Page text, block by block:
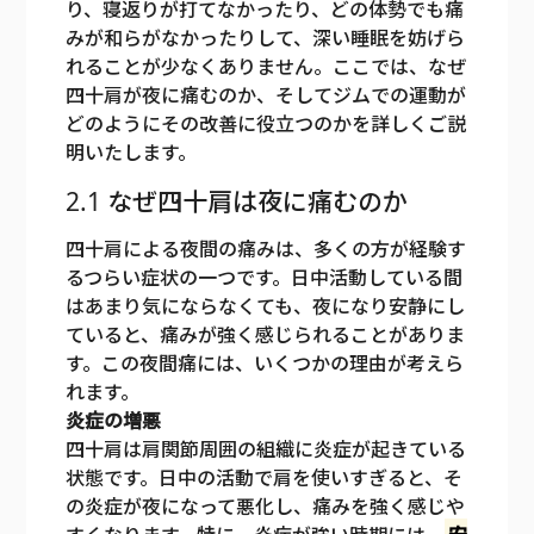
り、寝返りが打てなかったり、どの体勢でも痛
みが和らがなかったりして、深い睡眠を妨げら
れることが少なくありません。ここでは、なぜ
四十肩が夜に痛むのか、そしてジムでの運動が
どのようにその改善に役立つのかを詳しくご説
明いたします。
2.1 なぜ四十肩は夜に痛むのか
四十肩による夜間の痛みは、多くの方が経験す
るつらい症状の一つです。日中活動している間
はあまり気にならなくても、夜になり安静にし
ていると、痛みが強く感じられることがありま
す。この夜間痛には、いくつかの理由が考えら
れます。
炎症の増悪
四十肩は肩関節周囲の組織に炎症が起きている
状態です。日中の活動で肩を使いすぎると、そ
の炎症が夜になって悪化し、痛みを強く感じや